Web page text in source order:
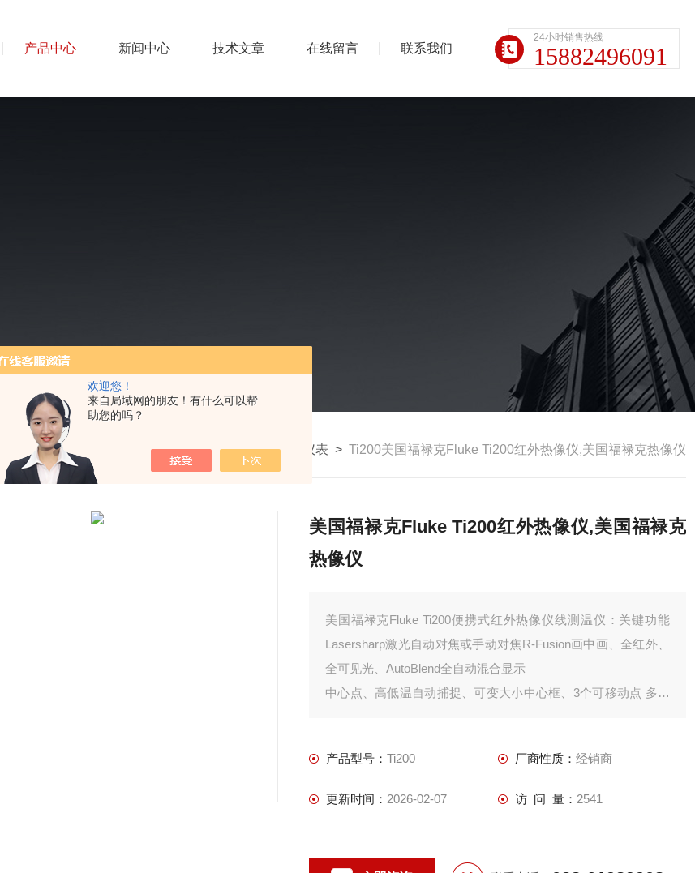
欢迎您！
来自局域网的朋友！有什么可以帮
助您的吗？
产品中心 新闻中心 技术文章 在线留言 联系我们
24小时销售热线
15882496091
首页>产品中心> >电工仪表 > Ti200美国福禄克Fluke Ti200红外热像仪,美国福禄克热像仪
美国福禄克Fluke Ti200红外热像仪,美国福禄克
热像仪
美国福禄克Fluke Ti200便携式红外热像仪线测温仪：关键功能
Lasersharp激光自动对焦或手动对焦R-Fusion画中画、全红外、
全可见光、AutoBlend全自动混合显示
中心点、高低温自动捕捉、可变大小中心框、3个可移动点 多种
产品型号： Ti200 厂商性质： 经销商
更新时间： 2026-02-07 访 问 量： 2541